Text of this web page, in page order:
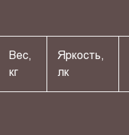
Вес,
кг
Яркость,
лк